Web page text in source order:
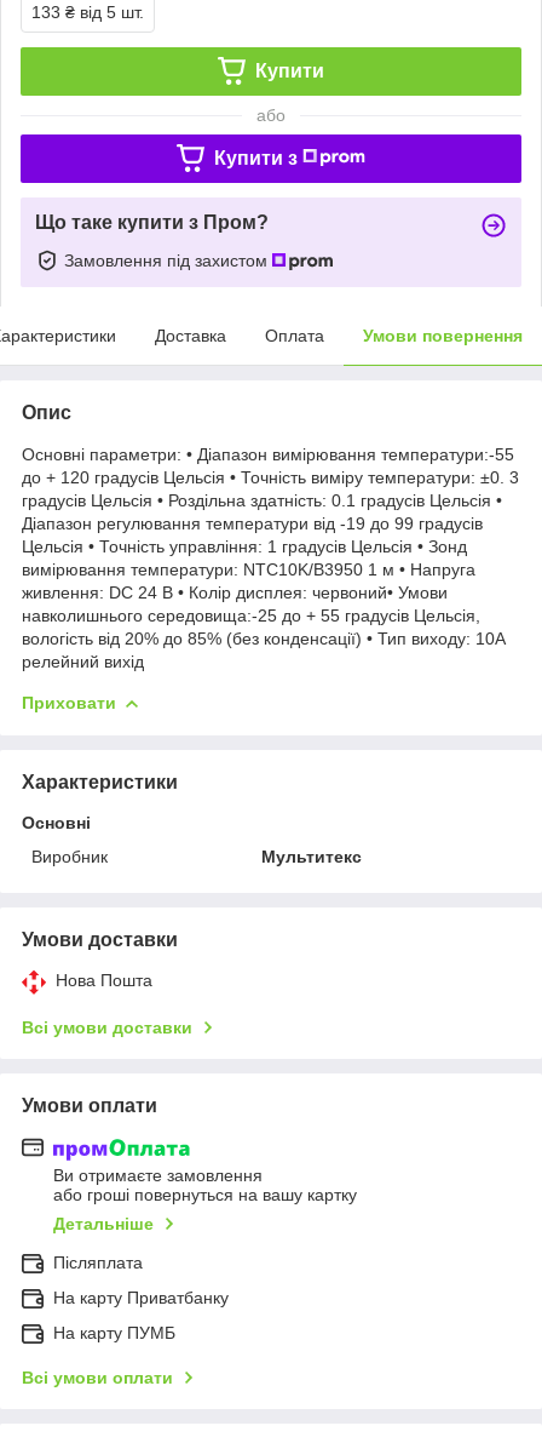
133 ₴ від 5 шт.
Купити
або
Купити з
Що таке купити з Пром?
Замовлення під захистом
Доставка Оплата Умови повернення
Опис
Основні параметри: • Діапазон вимірювання температури:-55
до + 120 градусів Цельсія • Точність виміру температури: ±0. 3
градусів Цельсія • Роздільна здатність: 0.1 градусів Цельсія •
Діапазон регулювання температури від -19 до 99 градусів
Цельсія • Точність управління: 1 градусів Цельсія • Зонд
вимірювання температури: NTC10K/B3950 1 м • Напруга
живлення: DC 24 В • Колір дисплея: червоний• Умови
навколишнього середовища:-25 до + 55 градусів Цельсія,
вологість від 20% до 85% (без конденсації) • Тип виходу: 10А
релейний вихід
Приховати
Характеристики
Основні
Виробник
Мультитекс
Умови доставки
Нова Пошта
Всі умови доставки
Умови оплати
Ви отримаєте замовлення
або гроші повернуться на вашу картку
Детальніше
Післяплата
На карту Приватбанку
На карту ПУМБ
Всі умови оплати